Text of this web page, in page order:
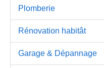
Plomberie
Rénovation habitât
Garage & Dépannage